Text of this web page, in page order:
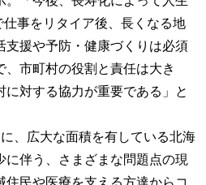
事をリタイア後、長くなる地
支援や予防・健康づくりは必須
、市町村の役割と責任は大き
に対する協力が重要である」と
、広大な面積を有している北海
伴う、さまざまな問題点の現